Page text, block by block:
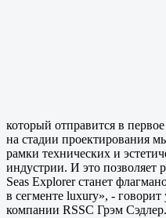
который отправится в
на стадии проектирования
рамки технических и
индустрии. И это позволяет
Seas Explorer станет
в сегменте luxury», -
компании RSSC Грэм Сэдлер.